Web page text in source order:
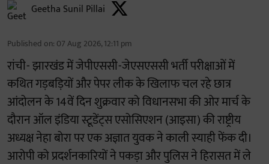
Geetha Sunil Pillai
Published on: 07 Aug 2026, 12:11 pm
रांची- झारखंड में जेपीएससी-जेएसएससी भर्ती परीक्षाओं में
कथित गड़बड़ियों और पेपर लीक के खिलाफ चल रहे छात्र
आंदोलन के 14वें दिन शुक्रवार को विधानसभा की ओर मार्च के
दौरान ऑल इंडिया स्टूडेंट्स एसोसिएशन (आइसा) की राष्ट्रीय
अध्यक्ष नेहा बोरा पर एक अज्ञात युवक ने काली स्याही फेंक दी।
आरोपी को प्रदर्शनकारियों ने पकड़ा और पुलिस ने हिरासत में ले